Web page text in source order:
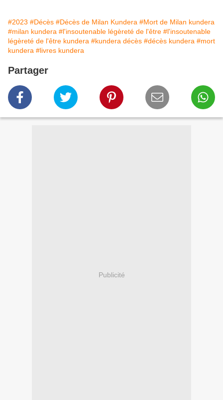
#2023 #Décès #Décès de Milan Kundera #Mort de Milan kundera
#milan kundera #l'insoutenable légèreté de l'être #l'insoutenable
légèreté de l'être kundera #kundera décès #décès kundera #mort
kundera #livres kundera
Partager
Publicité